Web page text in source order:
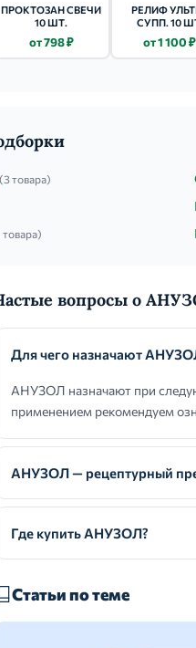
ПРОКТОЗАН СВЕЧИ
10 ШТ.
от 798 ₽
РЕЛИФ
СУПП. 10
от 1 100 ₽
(3 товара)
товара)
вопросы о
Для чего назначают
АНУЗОЛ назначают при
применением рекомендуем
АНУЗОЛ — рецептурный
Где купить АНУЗОЛ?
Статьи по теме